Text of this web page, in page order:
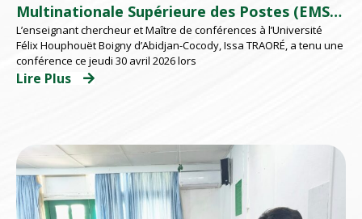
Multinationale Supérieure des Postes (EMSP)
d’Abidjan répondent présents
L’enseignant chercheur et Maître de conférences à l’Université
Félix Houphouët Boigny d’Abidjan-Cocody, Issa TRAORÉ, a tenu une
conférence ce jeudi 30 avril 2026 lors
Lire Plus